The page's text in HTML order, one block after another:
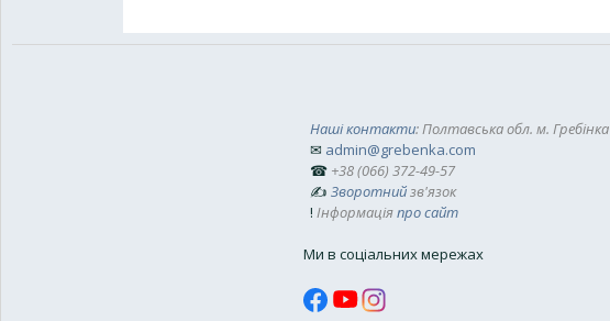
Наші контакти: Полтавська обл. м. Гребінка
✉ admin@grebenka.com
☎ +38 (066) 372-49-57
✍ Зворотнийзв'язок
! Інформаціяпро сайт
Ми в соціальних мережах